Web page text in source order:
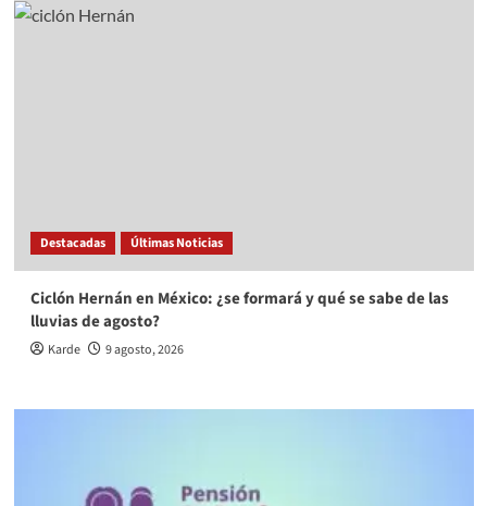
Destacadas Últimas Noticias
Ciclón Hernán en México: ¿se formará y qué se sabe de las
lluvias de agosto?
Karde 9 agosto, 2026